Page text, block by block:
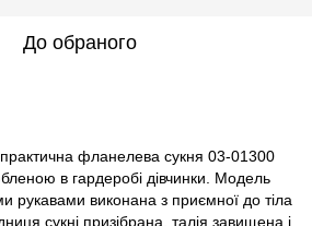
До обраного
фланелева сукня 03-01300
в гардеробі дівчинки. Модель
рукавами виконана з приємної до тіла
сукні призібрана, талія завищена і